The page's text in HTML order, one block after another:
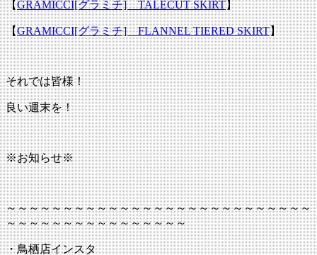
【GRAMICCI[グラミチ] TALECUT SKIRT】
【GRAMICCI[グラミチ] FLANNEL TIERED SKIRT】
それでは皆様！
良い週末を！
※お知らせ※
～～～～～～～～～～～～～～～～～～～～～～～～～～～
～～～～～～～～～～～～～～～～
・鳥栖店インスタ